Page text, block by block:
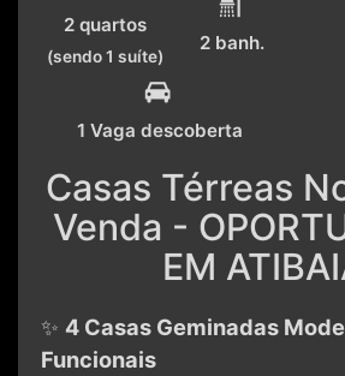
2 quartos
(sendo 1 suíte)
2 banh.
1 Vaga descoberta
Casas Térreas
Venda -
EM
✨ 4 Casas Geminadas
Funcionais